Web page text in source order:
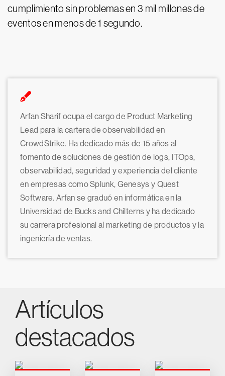
cumplimiento sin problemas en 3 mil millones de
eventos en menos de 1 segundo.
Arfan Sharif ocupa el cargo de Product Marketing
Lead para la cartera de observabilidad en
CrowdStrike. Ha dedicado más de 15 años al
fomento de soluciones de gestión de logs, ITOps,
observabilidad, seguridad y experiencia del cliente
en empresas como Splunk, Genesys y Quest
Software. Arfan se graduó en informática en la
Universidad de Bucks and Chilterns y ha dedicado
su carrera profesional al marketing de productos y la
ingeniería de ventas.
Artículos
destacados